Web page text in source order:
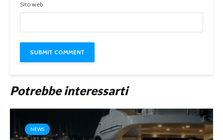
Sito web
Potrebbe interessarti
NEWS